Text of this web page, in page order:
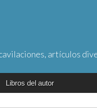
artículos
Libros del autor